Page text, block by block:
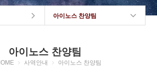
아이노스 찬양팀
아이노스 찬양팀
사역안내 아이노스 찬양팀